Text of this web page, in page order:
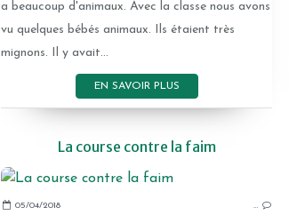
a beaucoup d'animaux. Avec la classe nous avons
vu quelques bébés animaux. Ils étaient très
mignons. Il y avait...
EN SAVOIR PLUS
La course contre la faim
05/04/2018 …